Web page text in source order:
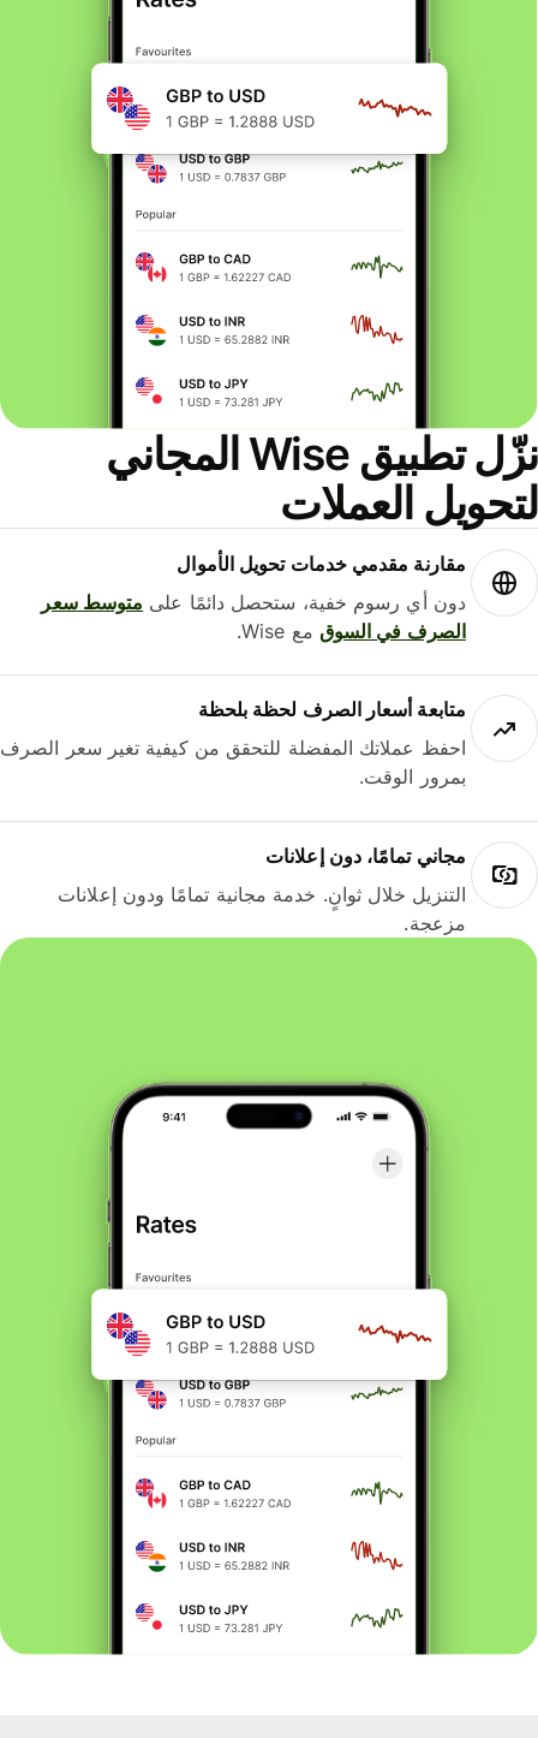
نزّل تطبيق Wise المجاني
العملات
مقارنة مقدمي خدمات تحويل الأموال
دون أي رسوم خفية، ستحصل دائمًا علىمتوسط ​​سعر
الصرف في السوقمع Wise.
متابعة أسعار الصرف لحظة بلحظة
احفظ عملاتك المفضلة للتحقق من كيفية تغير سعر الصرف
بمرور الوقت.
مجاني تمامًا، دون إعلانات
التنزيل خلال ثوانٍ. خدمة مجانية تمامًا ودون إعلانات
مزعجة.